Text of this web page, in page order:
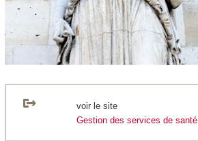
voir le site
Gestion des services de santé